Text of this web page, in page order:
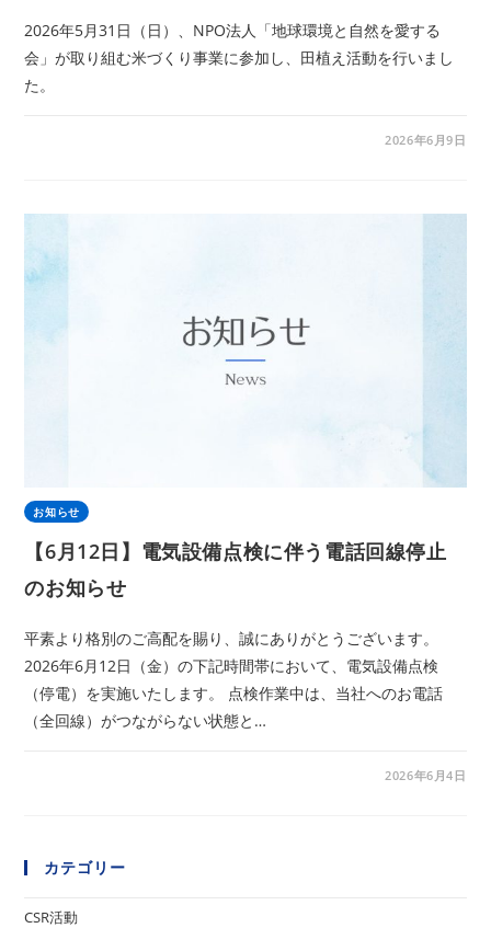
2026年5月31日（日）、NPO法人「地球環境と自然を愛する
会」が取り組む米づくり事業に参加し、田植え活動を行いまし
た。
2026年6月9日
お知らせ
【6月12日】電気設備点検に伴う電話回線停止
のお知らせ
平素より格別のご高配を賜り、誠にありがとうございます。
2026年6月12日（金）の下記時間帯において、電気設備点検
（停電）を実施いたします。 点検作業中は、当社へのお電話
（全回線）がつながらない状態と…
2026年6月4日
カテゴリー
CSR活動